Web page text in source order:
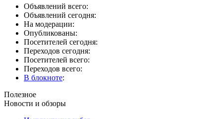
Объявлений всего:
Объявлений сегодня:
На модерации:
Опубликованы:
Посетителей сегодня:
Переходов сегодня:
Посетителей всего:
Переходов всего:
В блокноте:
Полезное
Новости и обзоры